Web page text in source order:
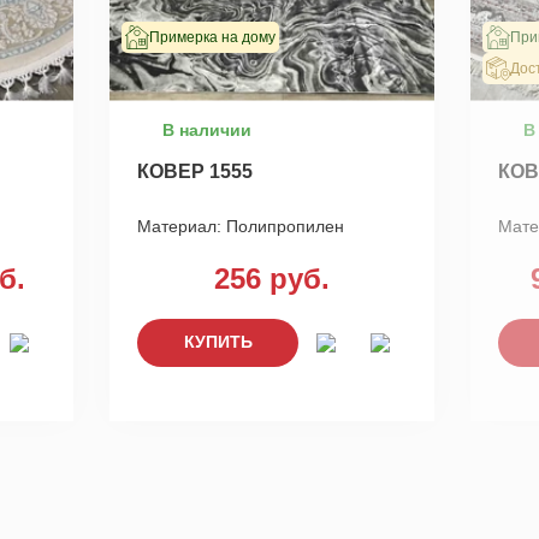
Примерка на дому
В наличии
КОВЕР 1555
Материал: Полипропилен
256 руб.
КУПИТЬ
В